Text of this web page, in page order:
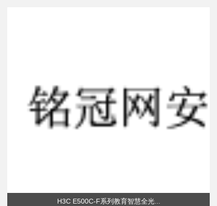
H3C E500C-F系列教育智慧全光...